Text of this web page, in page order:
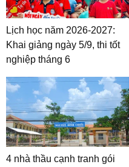
Lịch học năm 2026-2027:
Khai giảng ngày 5/9, thi tốt
nghiệp tháng 6
4 nhà thầu cạnh tranh gói